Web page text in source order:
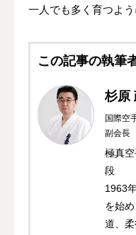
一人でも多く育つよう
この記事の執筆
杉原
国際空
副会長
極真
段
1963
を始
道、柔